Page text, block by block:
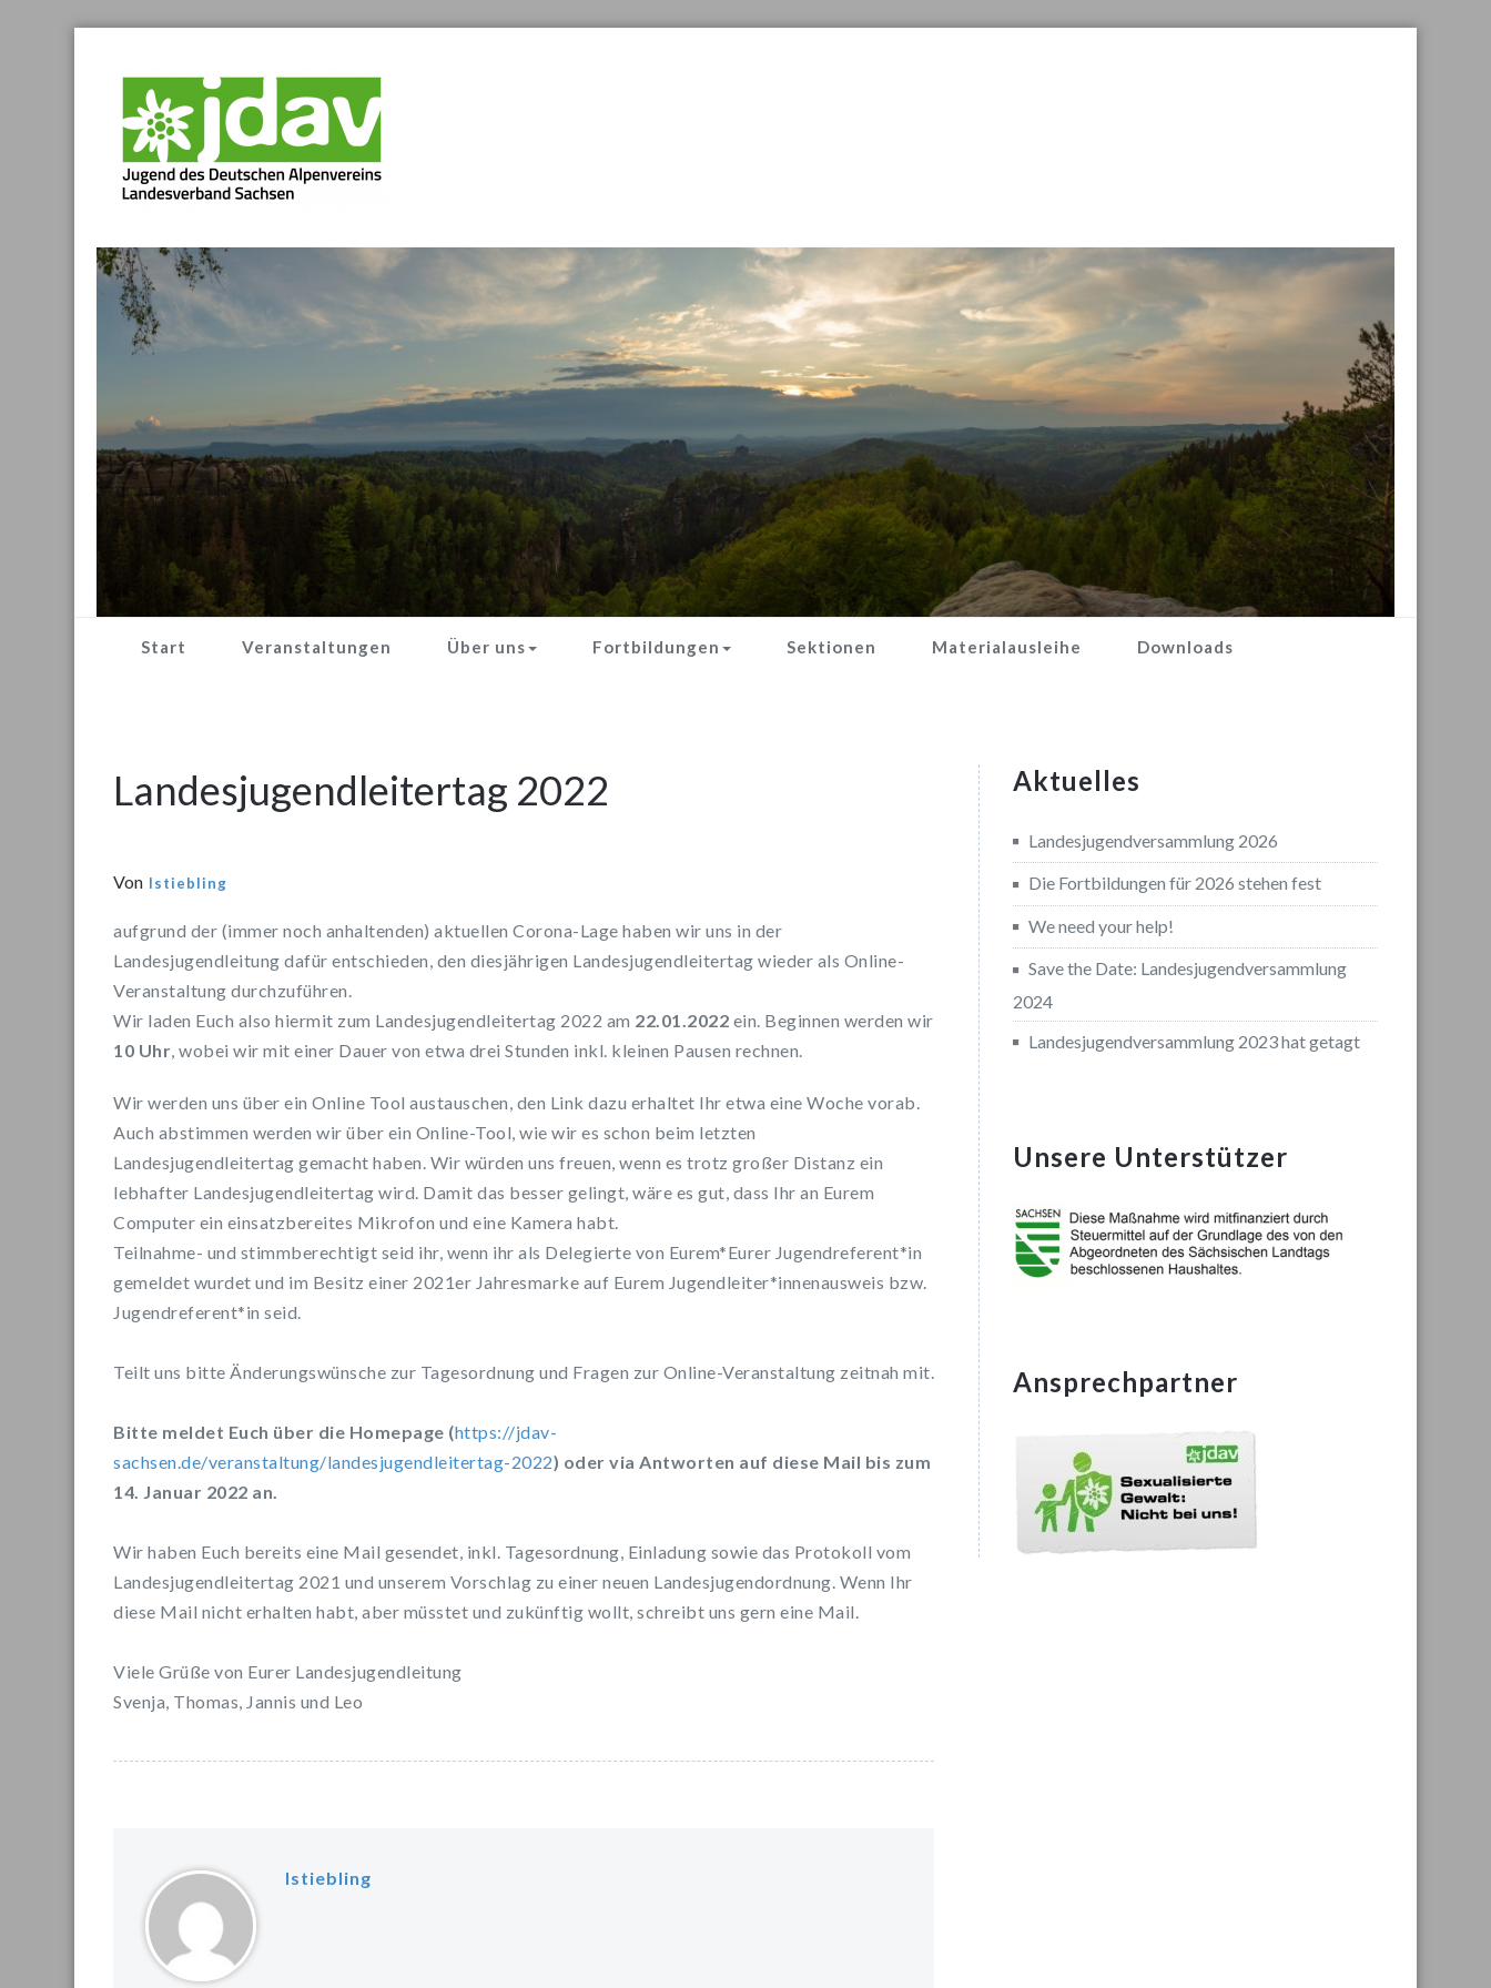
Start Veranstaltungen Über uns Fortbildungen Sektionen Materialausleihe Downloads
Landesjugendleitertag 2022
Von lstiebling
aufgrund der (immer noch anhaltenden) aktuellen Corona-Lage haben wir uns in der
Landesjugendleitung dafür entschieden, den diesjährigen Landesjugendleitertag wieder als Online-
Veranstaltung durchzuführen.
Wir laden Euch also hiermit zum Landesjugendleitertag 2022 am 22.01.2022 ein. Beginnen werden wir
10 Uhr , wobei wir mit einer Dauer von etwa drei Stunden inkl. kleinen Pausen rechnen.
Wir werden uns über ein Online Tool austauschen, den Link dazu erhaltet Ihr etwa eine Woche vorab.
Auch abstimmen werden wir über ein Online-Tool, wie wir es schon beim letzten
Landesjugendleitertag gemacht haben. Wir würden uns freuen, wenn es trotz großer Distanz ein
lebhafter Landesjugendleitertag wird. Damit das besser gelingt, wäre es gut, dass Ihr an Eurem
Computer ein einsatzbereites Mikrofon und eine Kamera habt.
Teilnahme- und stimmberechtigt seid ihr, wenn ihr als Delegierte von Eurem*Eurer Jugendreferent*in
gemeldet wurdet und im Besitz einer 2021er Jahresmarke auf Eurem Jugendleiter*innenausweis bzw.
Jugendreferent*in seid.
Teilt uns bitte Änderungswünsche zur Tagesordnung und Fragen zur Online-Veranstaltung zeitnah mit.
Bitte meldet Euch über die Homepage (https://jdav-
sachsen.de/veranstaltung/landesjugendleitertag-2022) oder via Antworten auf diese Mail bis zum
14. Januar 2022 an.
Wir haben Euch bereits eine Mail gesendet, inkl. Tagesordnung, Einladung sowie das Protokoll vom
Landesjugendleitertag 2021 und unserem Vorschlag zu einer neuen Landesjugendordnung. Wenn Ihr
diese Mail nicht erhalten habt, aber müsstet und zukünftig wollt, schreibt uns gern eine Mail.
Viele Grüße von Eurer Landesjugendleitung
Svenja, Thomas, Jannis und Leo
lstiebling
Aktuelles
Landesjugendversammlung 2026
Die Fortbildungen für 2026 stehen fest
We need your help!
Save the Date: Landesjugendversammlung
2024
Landesjugendversammlung 2023 hat getagt
Unsere Unterstützer
Ansprechpartner